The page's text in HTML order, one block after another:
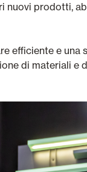
nuovi prodotti,
efficiente e
di materiali e